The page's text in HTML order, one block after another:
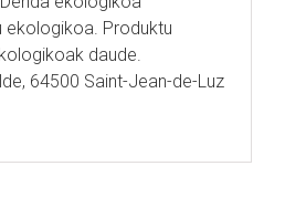
ekologikoa. Produktu
daude.
64500 Saint-Jean-de-Luz